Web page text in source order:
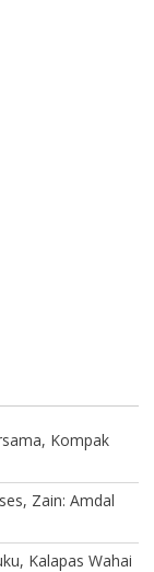
Kompak
Zain: Amdal
Kalapas Wahai